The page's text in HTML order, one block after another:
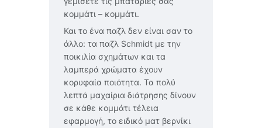
κομμάτι – κομμάτι.
Και το ένα παζλ δεν είναι σαν το
άλλο: τα παζλ Schmidt με την
ποικιλία σχημάτων και τα
λαμπερά χρώματα έχουν
κορυφαία ποιότητα. Τα πολύ
λεπτά μαχαίρια διάτρησης δίνουν
σε κάθε κομμάτι τέλεια
εφαρμογή, το ειδικό ματ βερνίκι